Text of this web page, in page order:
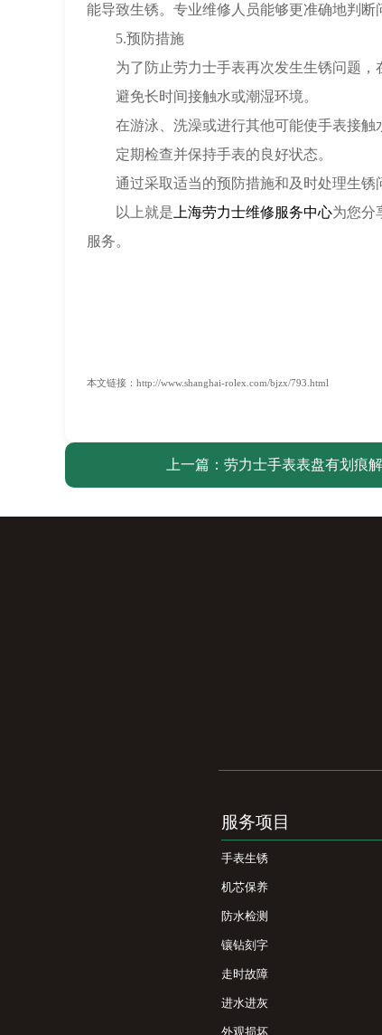
能导致生锈。专业维修人员能够更准确地判断
5.预防措施
为了防止劳力士手表再次发生生锈问题，
避免长时间接触水或潮湿环境。
在游泳、洗澡或进行其他可能使手表接触
定期检查并保持手表的良好状态。
通过采取适当的预防措施和及时处理生锈
以上就是 上海劳力士维修服务中心为您分
服务。
本文链接：http://www.shanghai-rolex.com/bjzx/793.html
上一篇： 劳力士手表表盘有划痕
服务项目
手表生锈
机芯保养
防水检测
镶钻刻字
走时故障
进水进灰